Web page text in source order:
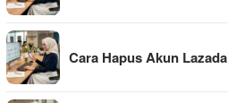
Cara Hapus Akun Lazada